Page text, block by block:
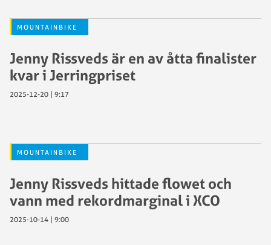
MOUNTAINBIKE
Jenny Rissveds är en av åtta finalister
kvar i Jerringpriset
2025-12-20 | 9:17
MOUNTAINBIKE
Jenny Rissveds hittade flowet och
vann med rekordmarginal i XCO
2025-10-14 | 9:00